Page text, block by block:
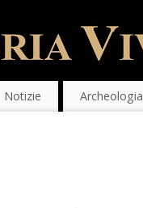
Notizie Archeologia